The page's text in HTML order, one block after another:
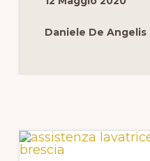
Daniele De Angelis